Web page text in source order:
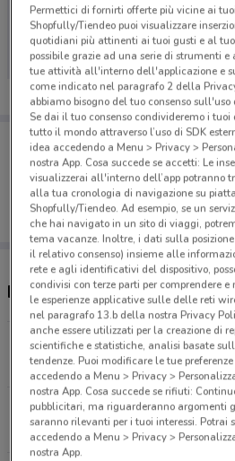
Ci dispiace, al momento non
volantini nella tua zona.
Porta DoveConviene
Puoi trovare le migliori
salvarle e creare la tua
dal tuo cellulare.
Negozi Lago nelle vicinanze
Via Tagliamento, 22 Roma
4.2 km
APERTO
Via Gregorio VII, 264 Roma
4.2 km
APERTO
Permettici di fornirti offerte più vicine ai
Shopfully/Tiendeo puoi visualizzare
quotidiani più attinenti ai tuoi gusti e al
possibile grazie ad una serie di strumenti
tue attività all'interno dell'applicazione e
come indicato nel paragrafo 2 della
abbiamo bisogno del tuo consenso
Se dai il tuo consenso condivideremo i
tutto il mondo attraverso l’uso di SDK
idea accedendo a Menu > Privacy >
nostra App. Cosa succede se accetti: Le
visualizzerai all'interno dell’app potranno
alla tua cronologia di navigazione su
Shopfully/Tiendeo. Ad esempio, se un
che hai navigato in un sito di viaggi,
tema vacanze. Inoltre, i dati sulla
il relativo consenso) insieme alle
rete e agli identificativi del dispositivo,
condivisi con terze parti per comprendere
le esperienze applicative sulle delle reti
nel paragrafo 13.b della nostra Privacy
anche essere utilizzati per la creazione di
scientifiche e statistiche, analisi basate
tendenze. Puoi modificare le tue
accedendo a Menu > Privacy >
nostra App. Cosa succede se rifiuti:
pubblicitari, ma riguarderanno argomenti
saranno rilevanti per i tuoi interessi. Potrai
accedendo a Menu > Privacy >
nostra App.